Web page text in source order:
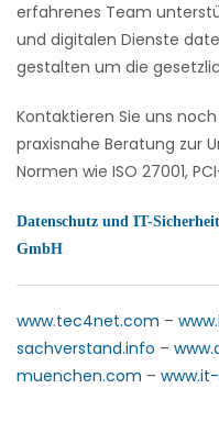
erfahrenes Team
und digitalen Dienste
gestalten um die
Kontaktieren Sie uns
praxisnahe Beratung zur
Normen wie ISO 27001,
Datenschutz und IT-
GmbH
www.tec4net.com –
sachverstand.info –
muenchen.com –